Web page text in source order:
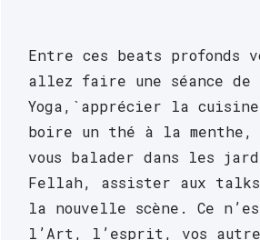
Entre ces beats profonds
allez faire une séance de
Yoga,`apprécier la
boire un thé à la menthe,
vous balader dans les
Fellah, assister aux
la nouvelle scène. Ce
l’Art, l’esprit, vos